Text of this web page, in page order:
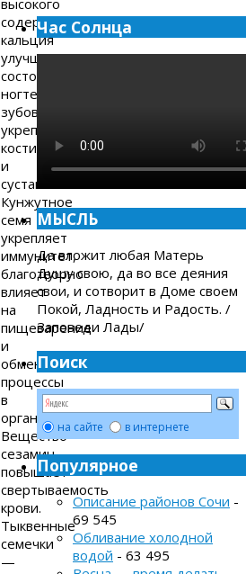
содержания
кальция
улучшается
состояние
ногтей,
зубов,
укрепляются
кости
и
суставы.
Кунжутное
семя
укрепляет
иммунитет,
благотворно
влияет
на
пищеварение
и
обменные
процессы
в
организме.
Вещество
сезамин
повышает
свертываемость
крови.
Тыквенные
семечки
—
Час Солнца
МЫСЛЬ
Да вложит любая Матерь
Душу свою, да во все деяния
свои, и сотворит в Доме своем
Покой, Ладность и Радость. /
Заповеди Лады/
Поиск
на сайте в интернете
Популярное
Описание районов Сочи -
69 545
Обливание холодной
водой - 63 495